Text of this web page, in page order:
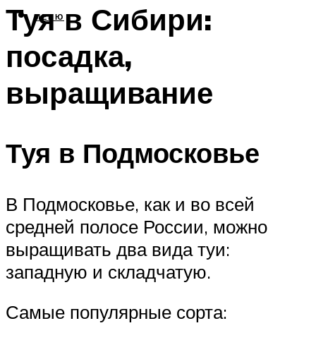
МЕНЮ
Туя в Сибири:
посадка,
выращивание
Туя в Подмосковье
В Подмосковье, как и во всей
средней полосе России, можно
выращивать два вида туи:
западную и складчатую.
Самые популярные сорта: